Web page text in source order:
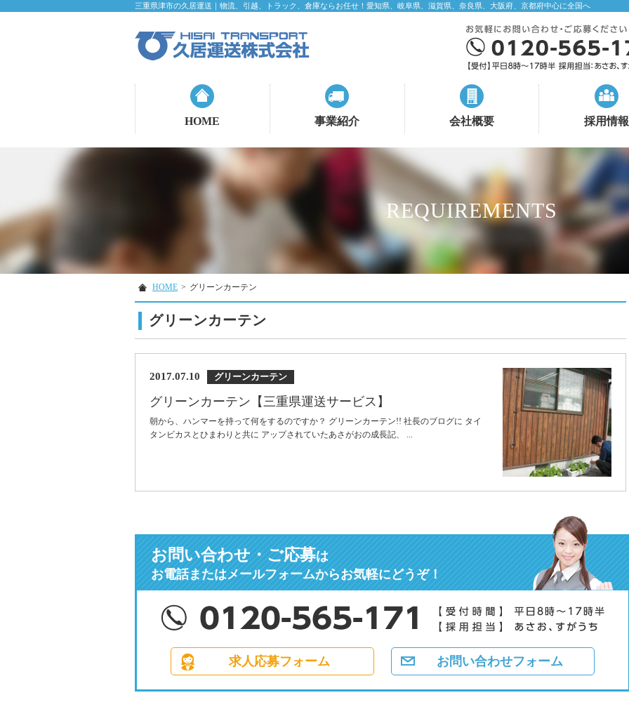
三重県津市の久居運送｜物流、引越、トラック、倉庫ならお任せ！愛知県、岐阜県、滋賀県、奈良県、大阪府、京都府中心に全国へ
HOME 事業紹介 会社概要 採用情報
REQUIREMENTS
HOME > グリーンカーテン
グリーンカーテン
2017.07.10 グリーンカーテン
グリーンカーテン【三重県運送サービス】
朝から、ハンマーを持って何をするのですか？ グリーンカーテン!! 社長のブログに タイ
タンビカスとひまわりと共に アップされていたあさがおの成長記、 ...
お問い合わせ・ご応募は
お電話またはメールフォームからお気軽にどうぞ！
求人応募フォーム お問い合わせフォーム